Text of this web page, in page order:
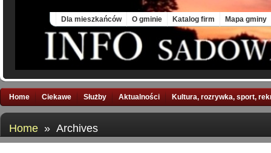
Dla mieszkańców O gminie Katalog firm Mapa gminy
Home Ciekawe Służby Aktualności Kultura, rozrywka, sport,
Home » Archives